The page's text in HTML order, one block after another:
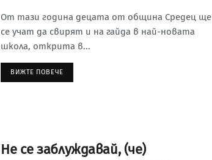
От тази година децата от община Средец ще
се учат да свирят и на гайда в най-новата
школа, открита в...
ВИЖТЕ ПОВЕЧЕ
Не се заблуждавай, (че)